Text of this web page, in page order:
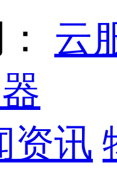
云
资讯